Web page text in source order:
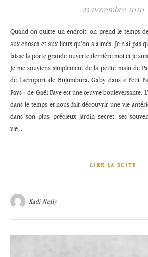
23 novembre 2020
Quand on quitte un endroit, on prend le temps de dire au revoir aux gens,
aux choses et aux lieux qu’on a aimés. Je n’ai pas
laissé la porte grande ouverte derrière moi et je
Je me souviens simplement de la petite main de
de l’aéroport de Bujumbura. Gaby dans « Petit
Pays » de Gaël Faye est une œuvre bouleversante.
dans le temps et nous fait découvrir une vie
dans son plus précieux jardin secret, ses
vie…
LIRE LA SUITE
Kadi Nelly